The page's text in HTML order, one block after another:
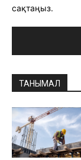
сақтаңыз.
ТАНЫМАЛ